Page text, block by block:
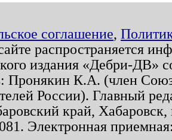
соглашение,
распространяется
издания «Дебри-ДВ»
Пронякин К.А. (член
России). Главный
край,
Электронная